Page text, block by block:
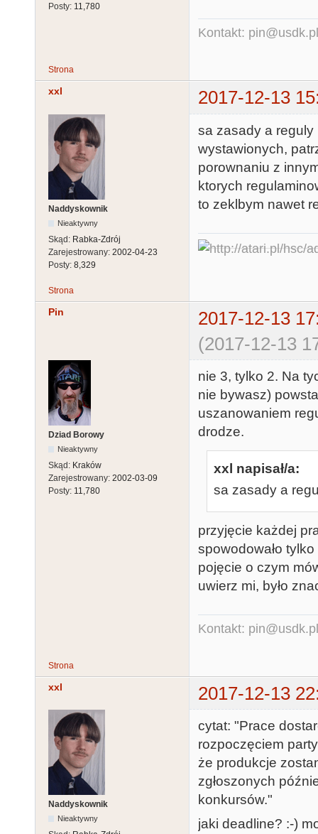
Posty: 11,780
Kontakt: pin@usdk.pl
Strona
xxl 2017-12-13
Naddyskownik
Nieaktywny
Skąd: Rabka-Zdrój
Zarejestrowany: 2002-04-23
Posty: 8,329
sa zasady a reguly
wystawionych,
porownaniu z
ktorych
to zeklbym nawet
Strona
Pin
2017-12-13
(2017-12-13
Dziad Borowy
Nieaktywny
Skąd: Kraków
Zarejestrowany: 2002-03-09
Posty: 11,780
nie 3, tylko 2. Na
nie bywasz)
uszanowaniem
drodze.
xxl napisał/a:
sa zasady a
przyjęcie każdej
spowodowało
pojęcie o czym
uwierz mi, było
Kontakt: pin@usdk.pl
Strona
xxl 2017-12-13
Naddyskownik
Nieaktywny
cytat: "Prace
rozpoczęciem
że produkcje
zgłoszonych
konkursów."
jaki deadline? :-)